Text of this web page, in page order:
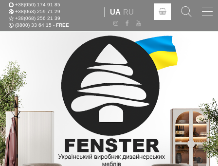
+38(050) 174 91 85
+38(063) 259 71 29
+38(068) 256 21 39
(0800) 33 64 15 - FREE
UA RU